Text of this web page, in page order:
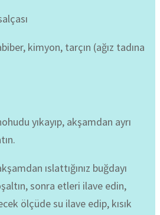
kimyon, tarçın (ağız tadına
yıkayıp, akşamdan ayrı
ıslattığınız buğdayı
sonra etleri ilave edin,
ölçüde su ilave edip, kısık